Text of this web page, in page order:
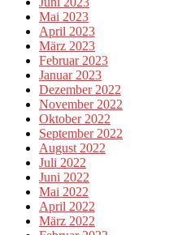
Mai 2023
April 2023
März 2023
Februar 2023
Januar 2023
Dezember 2022
November 2022
Oktober 2022
September 2022
August 2022
Juli 2022
Juni 2022
Mai 2022
April 2022
März 2022